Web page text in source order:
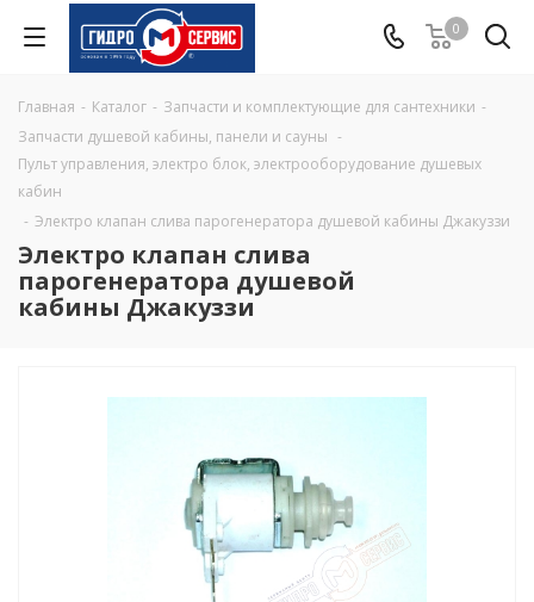
0
Главная - Каталог - Запчасти и комплектующие для сантехники -
Запчасти душевой кабины, панели и сауны -
Пульт управления, электро блок, электрооборудование душевых
кабин
- Электро клапан слива парогенератора душевой кабины Джакуззи
Электро клапан слива
парогенератора душевой
кабины Джакуззи